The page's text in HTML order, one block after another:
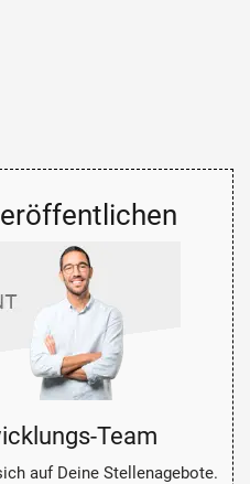
Team
auf Deine Stellenagebote.